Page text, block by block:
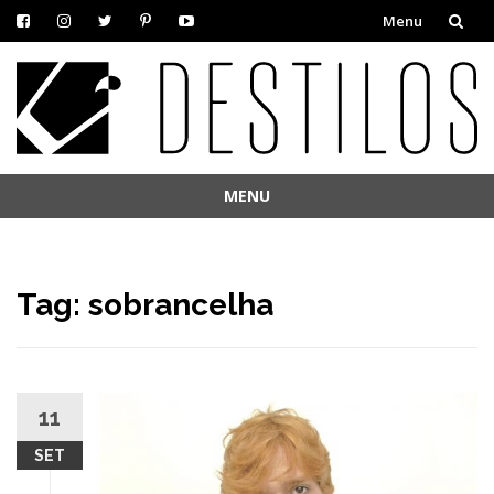
Menu
Skip
to
content
MENU
Tag: sobrancelha
11
SET